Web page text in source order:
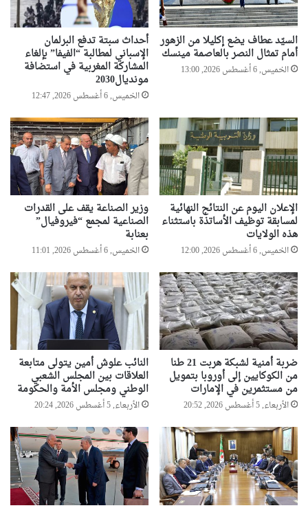
السيّد عطاف يضع إكليلا من الزهور
أمام تمثال النصر بالعاصمة مينسك
الخميس, 6 أغسطس 2026, 13:00
أحداث سبتة تدفع البرلمان
الإسباني لمطالبة “الفيفا” بإلغاء
المشاركة المغربية في استضافة
مونديال2030
الخميس, 6 أغسطس 2026, 12:47
الإعلان اليوم عن النتائج النهائية
لمسابقة توظيف الأساتذة باستثناء
هذه الولايات
الخميس, 6 أغسطس 2026, 12:00
وزير الصناعة يقف على القدرات
الصناعية لمجمع “فيروفيال”
بعنابة
الخميس, 6 أغسطس 2026, 11:01
ضربة أمنية لشبكة هربت 21 طنا
من الكوكايين إلى أوروبا بتمويل
من مستثمرين في الإمارات
الأربعاء, 5 أغسطس 2026, 20:52
النائب علوش أمين يتولى متابعة
العلاقات بين المجلس الشعبي
الوطني ومجلس الأمة والحكومة
الأربعاء, 5 أغسطس 2026, 20:24